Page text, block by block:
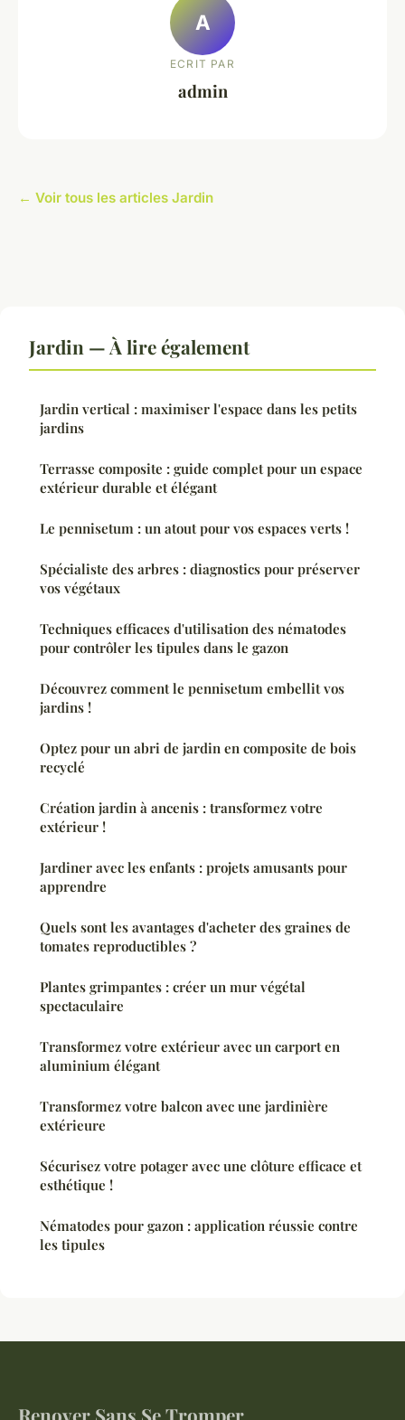
A
ECRIT PAR
admin
← Voir tous les articles Jardin
Jardin — À lire également
Jardin vertical : maximiser l'espace dans les petits
jardins
Terrasse composite : guide complet pour un espace
extérieur durable et élégant
Le pennisetum : un atout pour vos espaces verts !
Spécialiste des arbres : diagnostics pour préserver
vos végétaux
Techniques efficaces d'utilisation des nématodes
pour contrôler les tipules dans le gazon
Découvrez comment le pennisetum embellit vos
jardins !
Optez pour un abri de jardin en composite de bois
recyclé
Création jardin à ancenis : transformez votre
extérieur !
Jardiner avec les enfants : projets amusants pour
apprendre
Quels sont les avantages d'acheter des graines de
tomates reproductibles ?
Plantes grimpantes : créer un mur végétal
spectaculaire
Transformez votre extérieur avec un carport en
aluminium élégant
Transformez votre balcon avec une jardinière
extérieure
Sécurisez votre potager avec une clôture efficace et
esthétique !
Nématodes pour gazon : application réussie contre
les tipules
Renover Sans Se Tromper